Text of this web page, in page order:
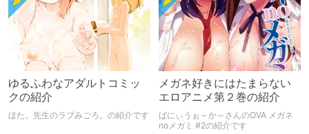
ゆるふわなアダルトコミッ
クの紹介
ほた。先生のラブみごろ。の紹介です
メガネ好きにはたまらない
エロアニメ第２巻の紹介
ばにぃうぉ～か～さんのOVA メガネ
noメガミ #2の紹介です